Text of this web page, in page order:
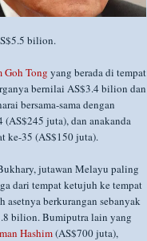
bilion.
Goh Tong yang berada di tempat
bernilai AS$3.4 bilion dan
bersama-sama dengan
(AS$245 juta), dan anakanda
ke-35 (AS$150 juta).
jutawan Melayu paling
dari tempat ketujuh ke tempat
asetnya berkurangan sebanyak
bilion. Bumiputra lain yang
Hashim(AS$700 juta),